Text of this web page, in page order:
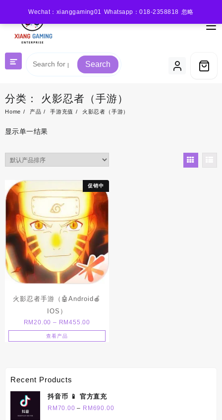
Wechat：xianggaming01 Whatsapp：018-2358818 忽略
content
Search
分类： 火影忍者（手游）
Home 产品 手游充值 火影忍者（手游）
显示单一结果
促销中
火影忍者手游（🤖Android🍎
IOS）
RM 20.00 – RM455.00
range:
RM20.00
查看产品
Recent Products
抖音币 📱 官方直充
RM 70.00 – RM 690.00Price